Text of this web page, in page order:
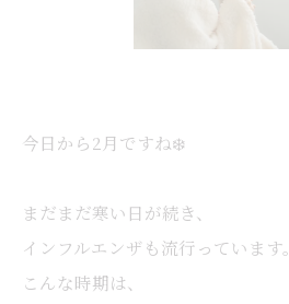
今日から2月ですね❄️
まだまだ寒い日が続き、
インフルエンザも流行っています。
こんな時期は、